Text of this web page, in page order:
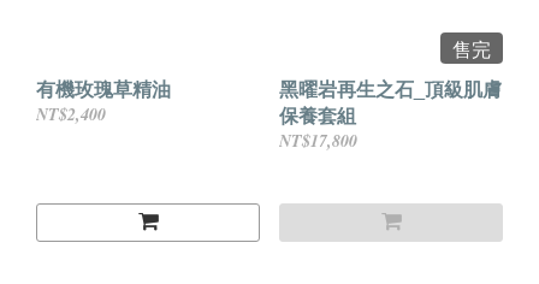
有機玫瑰草精油
NT$2,400
售完
黑曜岩再生之石_頂級肌膚
保養套組
NT$17,800